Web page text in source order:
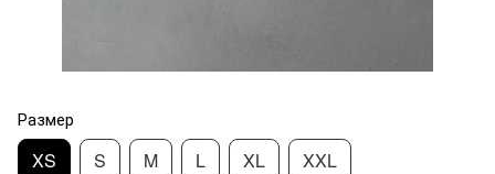
Размер
XS S M L XL XXL